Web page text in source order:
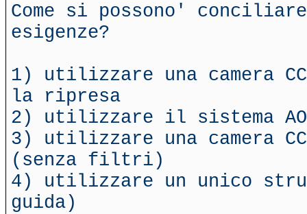
Come si possono' conciliare
esigenze?
1) utilizzare una camera
la ripresa
2) utilizzare il sistema
3) utilizzare una camera
(senza filtri)
4) utilizzare un unico
guida)